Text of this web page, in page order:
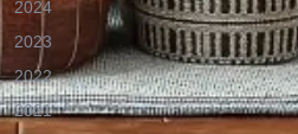
2024
2023
2022
2021